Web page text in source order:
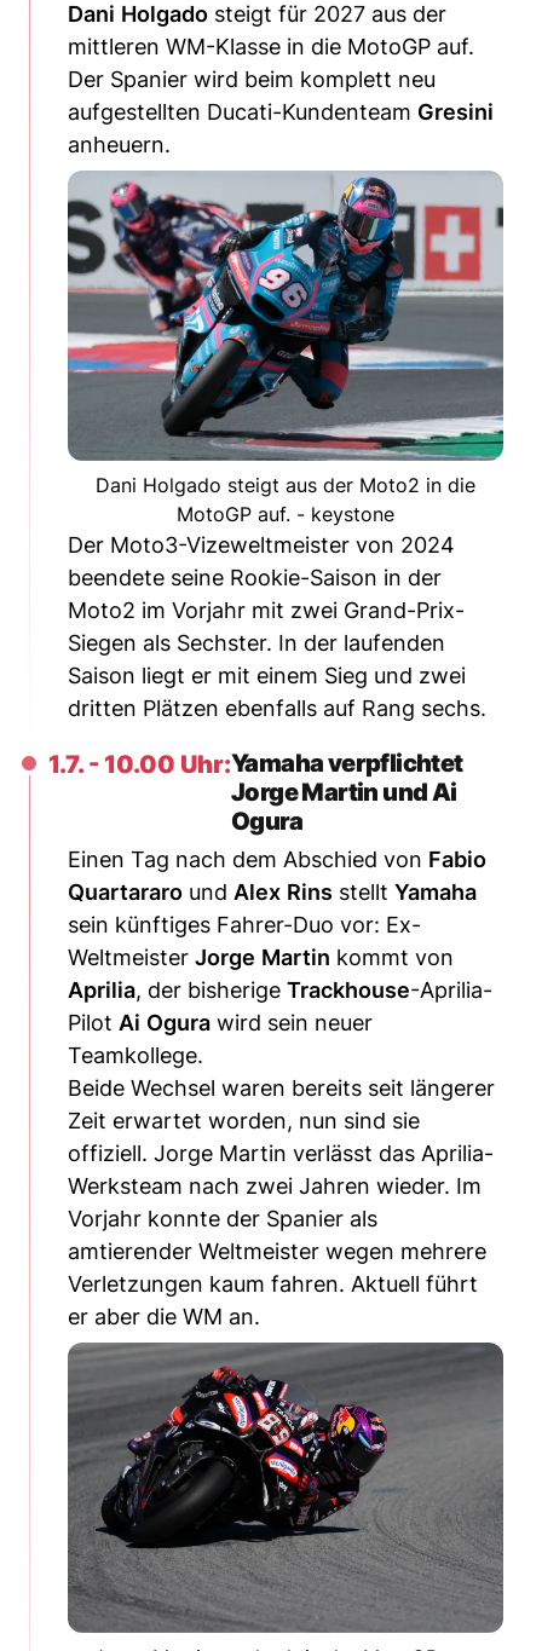
Dani Holgado steigt für 2027 aus der
mittleren WM-Klasse in die MotoGP auf.
Der Spanier wird beim komplett neu
aufgestellten Ducati-Kundenteam Gresini
anheuern.
Dani Holgado steigt aus der Moto2 in die
MotoGP auf. - keystone
Der Moto3-Vizeweltmeister von 2024
beendete seine Rookie-Saison in der
Moto2 im Vorjahr mit zwei Grand-Prix-
Siegen als Sechster. In der laufenden
Saison liegt er mit einem Sieg und zwei
dritten Plätzen ebenfalls auf Rang sechs.
1.7. - 10.00 Uhr:Yamaha verpflichtet
Jorge Martin und Ai
Ogura
Einen Tag nach dem Abschied von Fabio
Quartararo und Alex Rins stellt Yamaha
sein künftiges Fahrer-Duo vor: Ex-
Weltmeister Jorge Martin kommt von
Aprilia, der bisherige Trackhouse-Aprilia-
Pilot Ai Ogura wird sein neuer
Teamkollege.
Beide Wechsel waren bereits seit längerer
Zeit erwartet worden, nun sind sie
offiziell. Jorge Martin verlässt das Aprilia-
Werksteam nach zwei Jahren wieder. Im
Vorjahr konnte der Spanier als
amtierender Weltmeister wegen mehrere
Verletzungen kaum fahren. Aktuell führt
er aber die WM an.